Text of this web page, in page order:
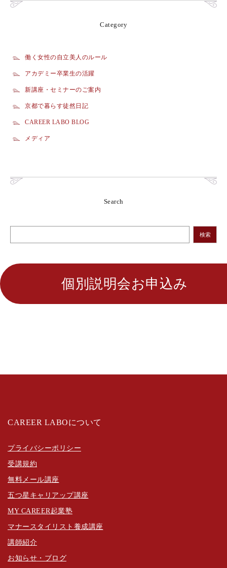
Category
働く女性の自立美人のルール
アカデミー卒業生の活躍
新講座・セミナーのご案内
京都で暮らす徒然日記
CAREER LABO BLOG
メディア
Search
検索
個別説明会お申込み
CAREER LABOについて
プライバシーポリシー
受講規約
無料メール講座
五つ星キャリアップ講座
MY CAREER起業塾
マナースタイリスト養成講座
講師紹介
お知らせ・ブログ